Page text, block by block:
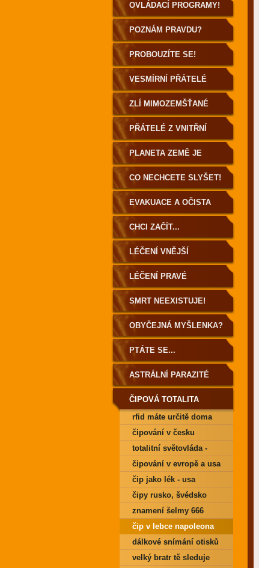
OVLÁDACÍ PROGRAMY!
POZNÁM PRAVDU?
PROBOUZÍTE SE!
VESMÍRNÍ PŘÁTELÉ
ZLÍ MIMOZEMŠŤANÉ
PŘÁTELÉ Z VNITŘNÍ
ZEMĚ
PLANETA ZEMĚ JE
DUTÁ!
CO NECHCETE SLYŠET!
EVAKUACE A OČISTA
ZEMĚ
CHCI ZAČÍT...
LÉČENÍ VNĚJŠÍ
LÉČENÍ PRAVÉ
SMRT NEEXISTUJE!
OBYČEJNÁ MYŠLENKA?
PTÁTE SE...
ASTRÁLNÍ PARAZITÉ
ČIPOVÁ TOTALITA
rfid máte určitě doma
čipování v česku
totalitní světovláda -
kontrola lidstva
čipování v evropě a usa
čip jako lék - usa
čipy rusko, švédsko
znamení šelmy 666
čip v lebce napoleona
bonaparte
dálkové snímání otisků
velký bratr tě sleduje